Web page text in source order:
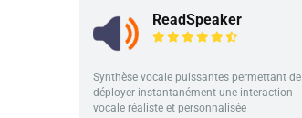
ReadSpeaker
Synthèse vocale puissantes permettant de
déployer instantanément une interaction
vocale réaliste et personnalisée